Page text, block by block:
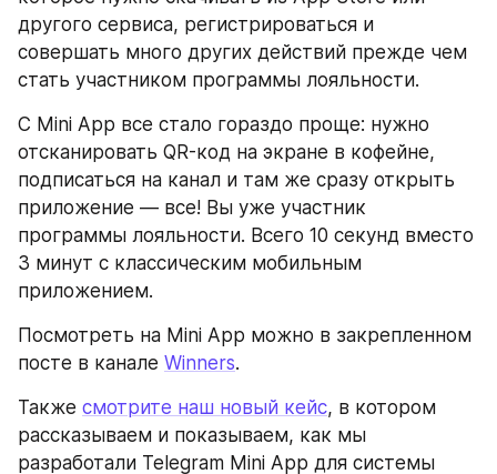
другого сервиса, регистрироваться и
совершать много других действий прежде чем
стать участником программы лояльности.
С Mini App все стало гораздо проще: нужно
отсканировать QR-код на экране в кофейне,
подписаться на канал и там же сразу открыть
приложение — все! Вы уже участник
программы лояльности. Всего 10 секунд вместо
3 минут с классическим мобильным
приложением.
Посмотреть на Mini App можно в закрепленном
посте в канале Winners.
Также смотрите наш новый кейс, в котором
рассказываем и показываем, как мы
разработали Telegram Mini App для системы